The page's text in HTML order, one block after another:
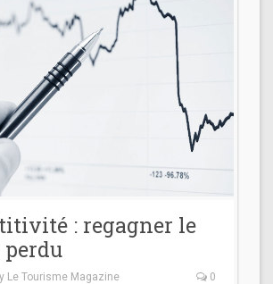
: regagner le
Le Tourisme Magazine 0